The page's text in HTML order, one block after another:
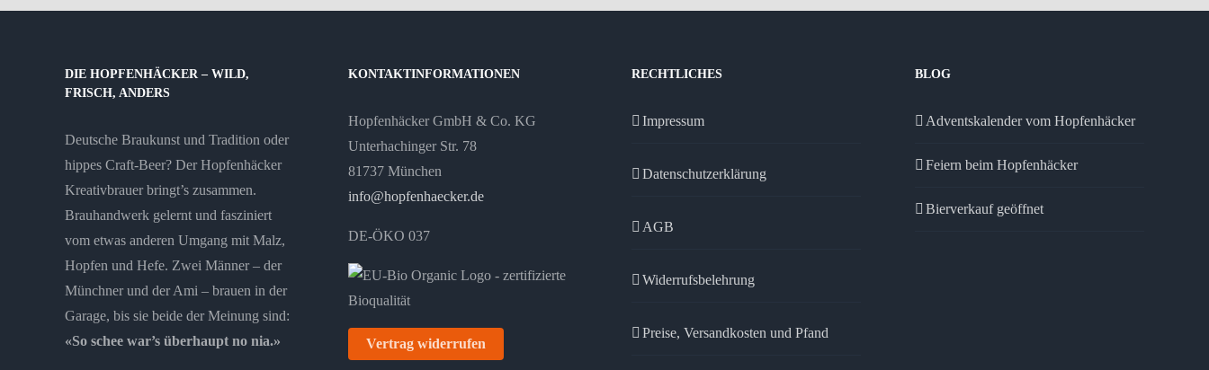
DIE HOPFENHÄCKER – WILD,
FRISCH, ANDERS
Deutsche Braukunst und Tradition oder
hippes Craft-Beer? Der Hopfenhäcker
Kreativbrauer bringt’s zusammen.
Brauhandwerk gelernt und fasziniert
vom etwas anderen Umgang mit Malz,
Hopfen und Hefe. Zwei Männer – der
Münchner und der Ami – brauen in der
Garage, bis sie beide der Meinung sind:
«So schee war’s überhaupt no nia.»
KONTAKTINFORMATIONEN
Hopfenhäcker GmbH & Co. KG
Unterhachinger Str. 78
81737 München
info@hopfenhaecker.de
DE-ÖKO 037
Vertrag widerrufen
RECHTLICHES
Impressum
Datenschutzerklärung
AGB
Widerrufsbelehrung
Preise, Versandkosten und Pfand
BLOG
Adventskalender vom Hopfenhäcker
Feiern beim Hopfenhäcker
Bierverkauf geöffnet